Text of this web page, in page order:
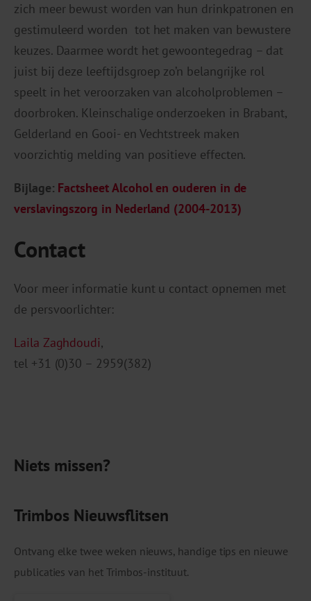
Niets missen?
Trimbos Nieuwsflitsen
Ontvang elke twee weken nieuws, handige tips en nieuwe
publicaties van het Trimbos-instituut.
zich meer bewust worden van hun drinkpatronen en
gestimuleerd worden tot het maken van bewustere
keuzes. Daarmee wordt het gewoontegedrag – dat
juist bij deze leeftijdsgroep zo’n belangrijke rol
speelt in het veroorzaken van alcoholproblemen –
doorbroken. Kleinschalige onderzoeken in Brabant,
Gelderland en Gooi- en Vechtstreek maken
voorzichtig melding van positieve effecten.
Bijlage: Factsheet Alcohol en ouderen in de
verslavingszorg in Nederland (2004-2013)
Contact
Voor meer informatie kunt u contact opnemen met
de persvoorlichter:
Laila Zaghdoudi,
tel +31 (0)30 – 2959(382)